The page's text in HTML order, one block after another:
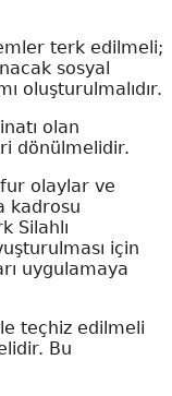
terk edilmeli;
sosyal
oluşturulmalıdır.
olan
dönülmelidir.
olaylar ve
kadrosu
Silahlı
için
uygulamaya
teçhiz edilmeli
Bu